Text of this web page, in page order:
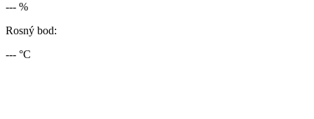
--- %
Rosný bod:
--- °C